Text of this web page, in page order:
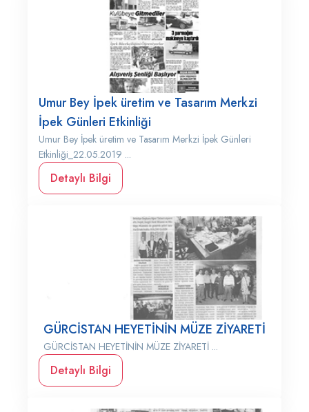
Umur Bey İpek üretim ve Tasarım Merkzi
İpek Günleri Etkinliği
Umur Bey İpek üretim ve Tasarım Merkzi İpek Günleri
Etkinliği_22.05.2019 ...
Detaylı Bilgi
GÜRCİSTAN HEYETİNİN MÜZE ZİYARETİ
GÜRCİSTAN HEYETİNİN MÜZE ZİYARETİ ...
Detaylı Bilgi